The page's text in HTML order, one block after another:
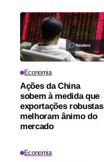
Economia
Ações da China
sobem à medida que
exportações robustas
melhoram ânimo do
mercado
Economia